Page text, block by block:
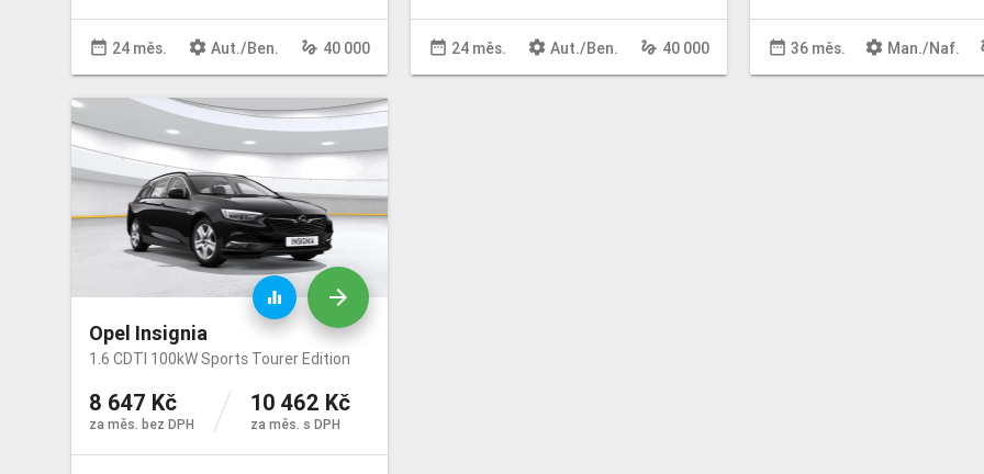
date_range 24 měs. settings Aut./Ben. gesture 40 000 date_range 24 měs. settings Aut./Ben. gesture 40 000 date_range 36 měs. settings Man./Naf.
Opel Insignia
1.6 CDTI 100kW Sports Tourer Edition
8 647 Kč
za měs. bez DPH
10 462 Kč
za měs. s DPH
arrow_forward
equalizer